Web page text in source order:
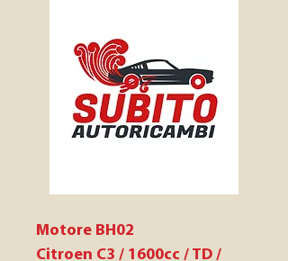
Motore BH02
Citroen C3 / 1600cc / TD /